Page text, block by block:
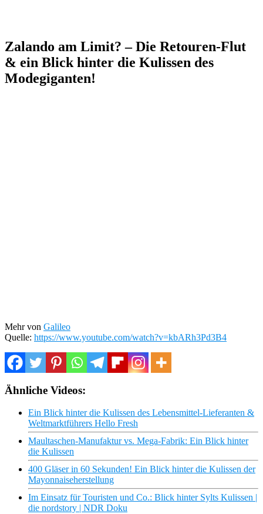
Zalando am Limit? – Die Retouren-Flut
& ein Blick hinter die Kulissen des
Modegiganten!
Mehr von Galileo
Quelle: https://www.youtube.com/watch?v=kbARh3Pd3B4
Ähnliche Videos:
Ein Blick hinter die Kulissen des Lebensmittel-Lieferanten &
Weltmarktführers Hello Fresh
Maultaschen-Manufaktur vs. Mega-Fabrik: Ein Blick hinter
die Kulissen
400 Gläser in 60 Sekunden! Ein Blick hinter die Kulissen der
Mayonnaiseherstellung
Im Einsatz für Touristen und Co.: Blick hinter Sylts Kulissen |
die nordstory | NDR Doku